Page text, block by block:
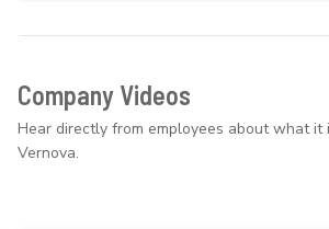
Company Videos
Hear directly from employees about what it
Vernova.